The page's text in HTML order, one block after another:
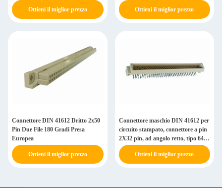
angolo retto
Ottieni il miglior prezzo
Ottieni il miglior prezzo
Connettore DIN 41612 Dritto 2x50
Pin Due File 180 Gradi Presa
Europea
Ottieni il miglior prezzo
Connettore maschio DIN 41612 per
circuito stampato, connettore a pin
2X32 pin, ad angolo retto, tipo 64W
maschio
Ottieni il miglior prezzo